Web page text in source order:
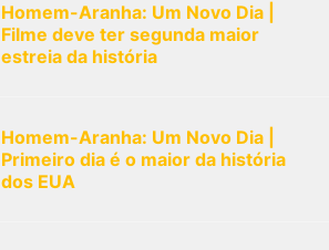
Homem-Aranha: Um Novo Dia |
Filme deve ter segunda maior
estreia da história
Homem-Aranha: Um Novo Dia |
Primeiro dia é o maior da história
dos EUA